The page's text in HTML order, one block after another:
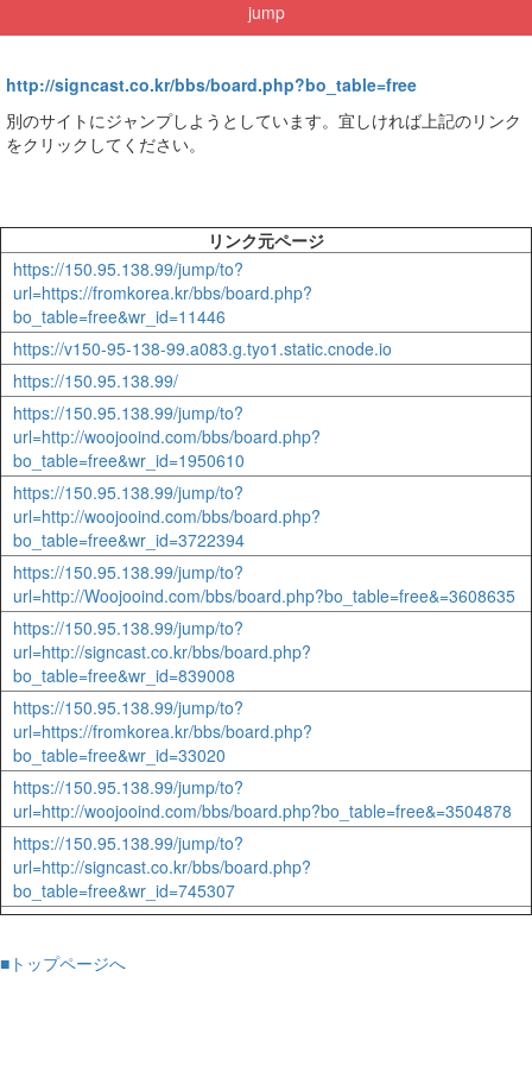
jump
http://signcast.co.kr/bbs/board.php?bo_table=free
別のサイトにジャンプしようとしています。宜しければ上記のリンク
をクリックしてください。
リンク元ページ
https://150.95.138.99/jump/to?
url=https://fromkorea.kr/bbs/board.php?
bo_table=free&wr_id=11446
https://v150-95-138-99.a083.g.tyo1.static.cnode.io
https://150.95.138.99/
https://150.95.138.99/jump/to?
url=http://woojooind.com/bbs/board.php?
bo_table=free&wr_id=1950610
https://150.95.138.99/jump/to?
url=http://woojooind.com/bbs/board.php?
bo_table=free&wr_id=3722394
https://150.95.138.99/jump/to?
url=http://Woojooind.com/bbs/board.php?bo_table=free&=3608635
https://150.95.138.99/jump/to?
url=http://signcast.co.kr/bbs/board.php?
bo_table=free&wr_id=839008
https://150.95.138.99/jump/to?
url=https://fromkorea.kr/bbs/board.php?
bo_table=free&wr_id=33020
https://150.95.138.99/jump/to?
url=http://woojooind.com/bbs/board.php?bo_table=free&=3504878
https://150.95.138.99/jump/to?
url=http://signcast.co.kr/bbs/board.php?
bo_table=free&wr_id=745307
■トップページへ